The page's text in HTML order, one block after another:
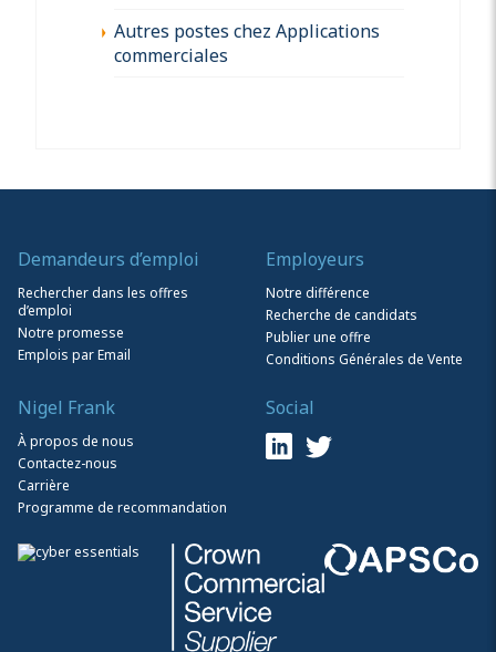
Autres postes chez Applications
commerciales
Demandeurs d’emploi
Rechercher dans les offres
d’emploi
Notre promesse
Emplois par Email
Employeurs
Notre différence
Recherche de candidats
Publier une offre
Conditions Générales de Vente
Nigel Frank
À propos de nous
Contactez-nous
Carrière
Programme de recommandation
Social